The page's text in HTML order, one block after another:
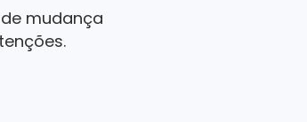
mudança